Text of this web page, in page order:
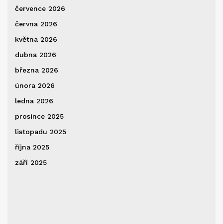
července 2026
června 2026
května 2026
dubna 2026
března 2026
února 2026
ledna 2026
prosince 2025
listopadu 2025
října 2025
září 2025